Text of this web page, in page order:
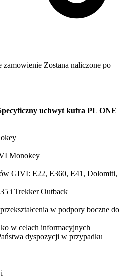
zamowienie Zostana naliczone po
uchwyt kufra PL ONE
Monokey
GIVI: E22, E360, E41, Dolomiti,
i Trekker Outback
w podpory boczne do
w celach informacyjnych
dyspozycji w przypadku